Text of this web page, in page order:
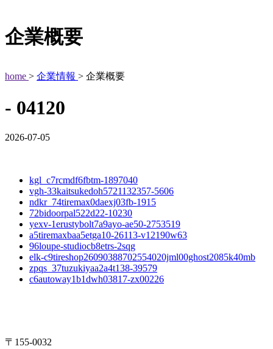
企業概要
home > 企業情報 > 企業概要
- 04120
2026-07-05
kgl_c7rcmdf6fbtm-1897040
vgh-33kaitsukedoh5721132357-5606
ndkr_74tiremax0daexj03fb-1915
72bidoorpal522d22-10230
yexv-1erustybolt7a9ayo-ae50-2753519
a5tiremaxbaa5etga10-26113-v12190w63
96loupe-studiocb8etrs-2sqg
elk-c9tireshop26090388702554020jml00ghost2085k40mb
zpqs_37tuzukiyaa2a4t138-39579
c6autoway1b1dwh03817-zx00226
〒155-0032